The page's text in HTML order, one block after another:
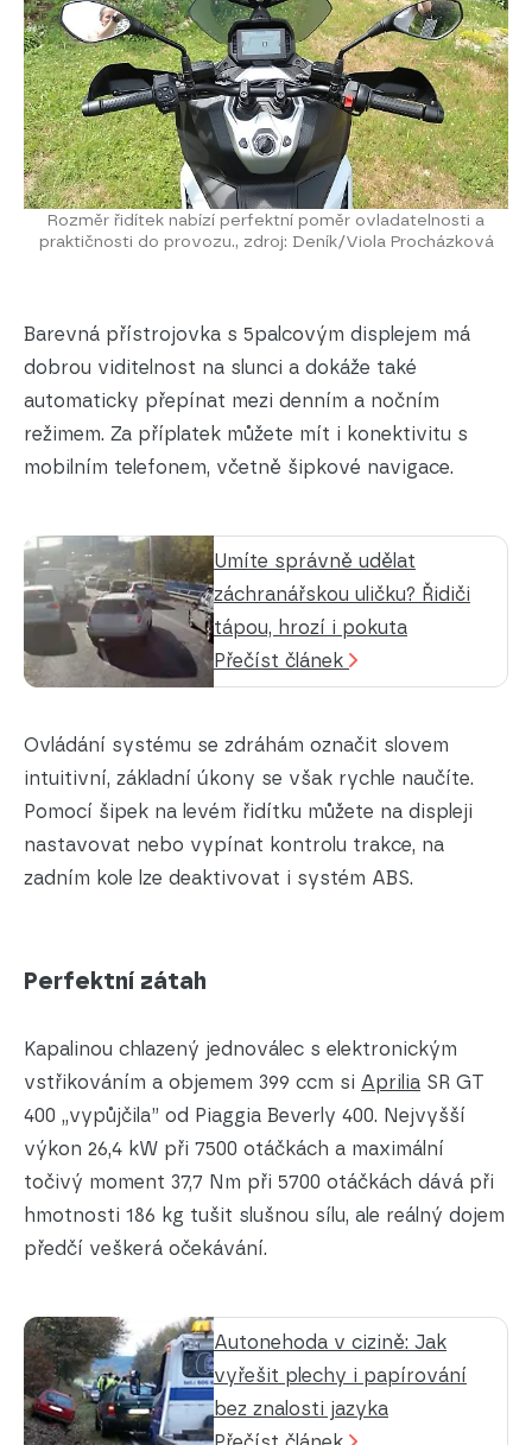
Rozměr řidítek nabízí perfektní poměr ovladatelnosti a
praktičnosti do provozu., zdroj: Deník/Viola Procházková
Barevná přístrojovka s 5palcovým displejem má
dobrou viditelnost na slunci a dokáže také
automaticky přepínat mezi denním a nočním
režimem. Za příplatek můžete mít i konektivitu s
mobilním telefonem, včetně šipkové navigace.
Umíte správně udělat
záchranářskou uličku? Řidiči
tápou, hrozí i pokuta
Přečíst článek
Ovládání systému se zdráhám označit slovem
intuitivní, základní úkony se však rychle naučíte.
Pomocí šipek na levém řidítku můžete na displeji
nastavovat nebo vypínat kontrolu trakce, na
zadním kole lze deaktivovat i systém ABS.
Perfektní zátah
Kapalinou chlazený jednoválec s elektronickým
vstřikováním a objemem 399 ccm si Aprilia SR GT
400 „vypůjčila” od Piaggia Beverly 400. Nejvyšší
výkon 26,4 kW při 7500 otáčkách a maximální
točivý moment 37,7 Nm při 5700 otáčkách dává při
hmotnosti 186 kg tušit slušnou sílu, ale reálný dojem
předčí veškerá očekávání.
Autonehoda v cizině: Jak
vyřešit plechy i papírování
bez znalosti jazyka